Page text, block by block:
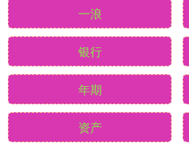
一浪
银行
年期
资产